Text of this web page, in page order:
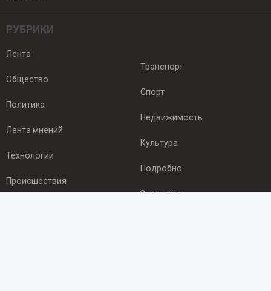
РУБРИКИ
Лента
Общество
Политика
Лента мнений
Технологии
Происшествия
Транспорт
Спорт
Недвижимость
Культура
Подробно
Здоровье